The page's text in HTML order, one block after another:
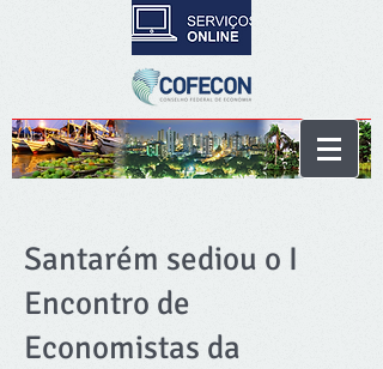
Santarém sediou o I
Encontro de
Economistas da